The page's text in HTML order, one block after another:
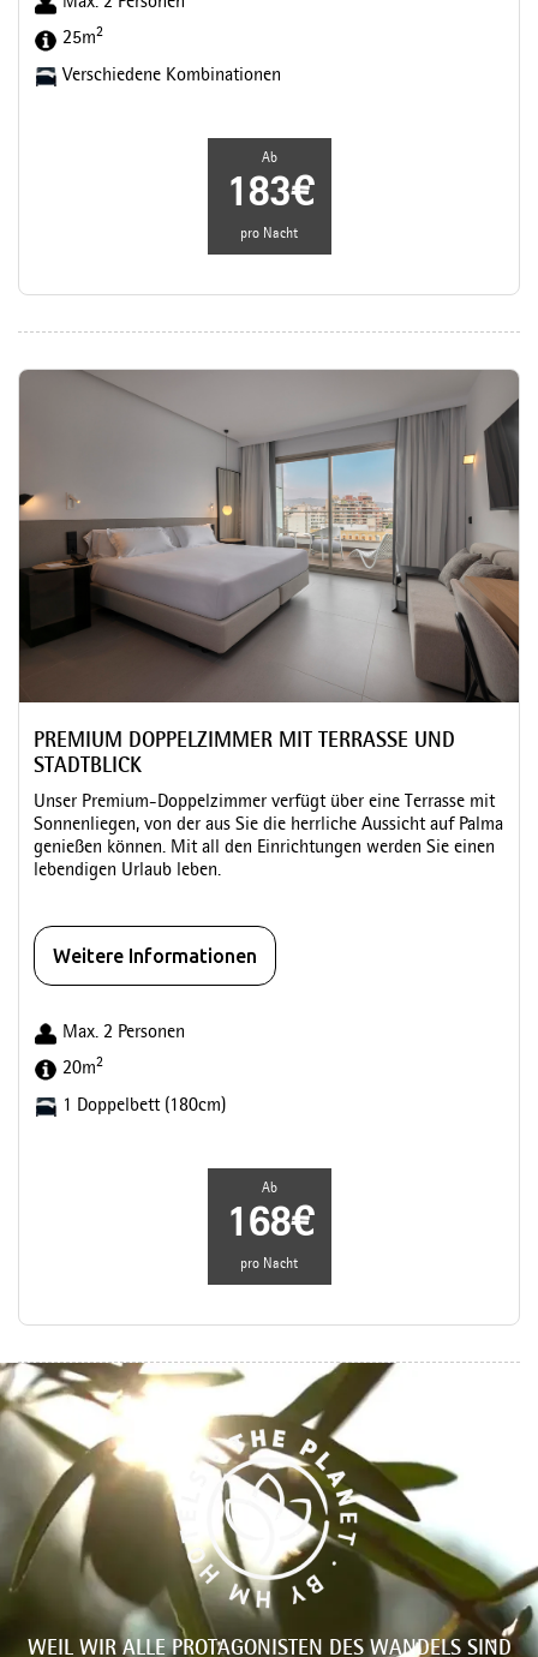
25m2
Verschiedene Kombinationen
Ab
183€
pro Nacht
PREMIUM DOPPELZIMMER MIT TERRASSE UND
STADTBLICK
Unser Premium-Doppelzimmer verfügt über eine Terrasse mit
Sonnenliegen, von der aus Sie die herrliche Aussicht auf Palma
genießen können. Mit all den Einrichtungen werden Sie einen
lebendigen Urlaub leben.
Weitere Informationen
Max. 2 Personen
20m2
1 Doppelbett (180cm)
Ab
168€
pro Nacht
WEIL WIR ALLE PROTAGONISTEN DES WANDELS SIND